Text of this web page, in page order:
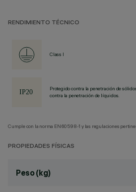
RENDIMIENTO TÉCNICO
Class I
Protegido contra la penetración de
contra la penetración de líquidos.
Cumple con la norma EN60598-1 y las regulaciones
PROPIEDADES FÍSICAS
Peso (kg)